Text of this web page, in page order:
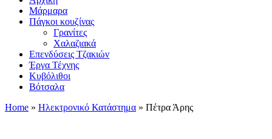
Μάρμαρα
Πάγκοι κουζίνας
Γρανίτες
Χαλαζιακά
Επενδύσεις Τζακιών
Έργα Τέχνης
Κυβόλιθοι
Βότσαλα
Home » Ηλεκτρονικό Κατάστημα » Πέτρα Άρης